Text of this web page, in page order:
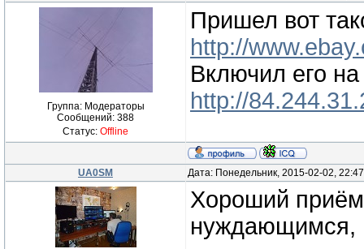
Группа: Модераторы
Сообщений: 388
Статус: Offline
Пришел вот
http://
Включил его
http://
UA0SM Дата: Понедельник, 2015-02-02,
Хороший
нуждающимся,